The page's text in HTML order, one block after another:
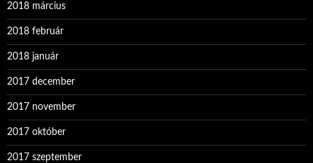
2018 március
2018 február
2018 január
2017 december
2017 november
2017 október
2017 szeptember